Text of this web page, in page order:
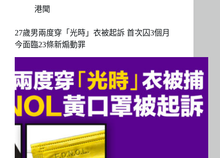
港聞
27歲男兩度穿「光時」衣被起訴 首次囚3個月
今面臨23條新煽動罪